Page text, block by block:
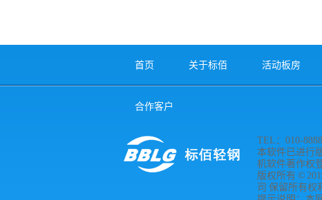
首页 关于标佰 活动板房
合作客户
TEL：010-
本软件已进行
机软件著作权
版权所有 ©
司 保留所有权